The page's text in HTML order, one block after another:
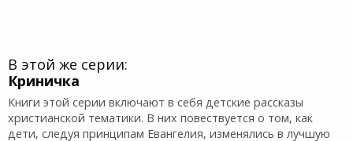
В этой же серии:
Криничка
Книги этой серии включают в себя детские рассказы
христианской тематики. В них повествуется о том, как
дети, следуя принципам Евангелия, изменялись в лучшую